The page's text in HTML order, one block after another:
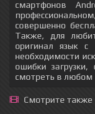
смартфонов
совершенно
Также, для
оригинал язык с
необходимости
ошибки
смотреть в
Смотрите также